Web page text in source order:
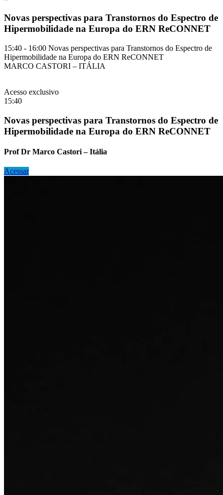
Novas perspectivas para Transtornos do Espectro de
Hipermobilidade na Europa do ERN ReCONNET
15:40 - 16:00 Novas perspectivas para Transtornos do Espectro de
Hipermobilidade na Europa do ERN ReCONNET
MARCO CASTORI – ITÁLIA
Acesso exclusivo
15:40
Novas perspectivas para Transtornos do Espectro de
Hipermobilidade na Europa do ERN ReCONNET
Prof Dr Marco Castori – Itália
Acessar